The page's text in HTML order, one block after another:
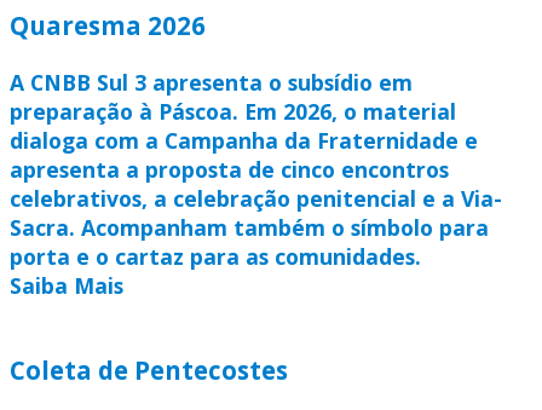
Quaresma 2026
A CNBB Sul 3 apresenta o subsídio em
preparação à Páscoa. Em 2026, o material
dialoga com a Campanha da Fraternidade e
apresenta a proposta de cinco encontros
celebrativos, a celebração penitencial e a Via-
Sacra. Acompanham também o símbolo para
porta e o cartaz para as comunidades.
Saiba Mais
Coleta de Pentecostes